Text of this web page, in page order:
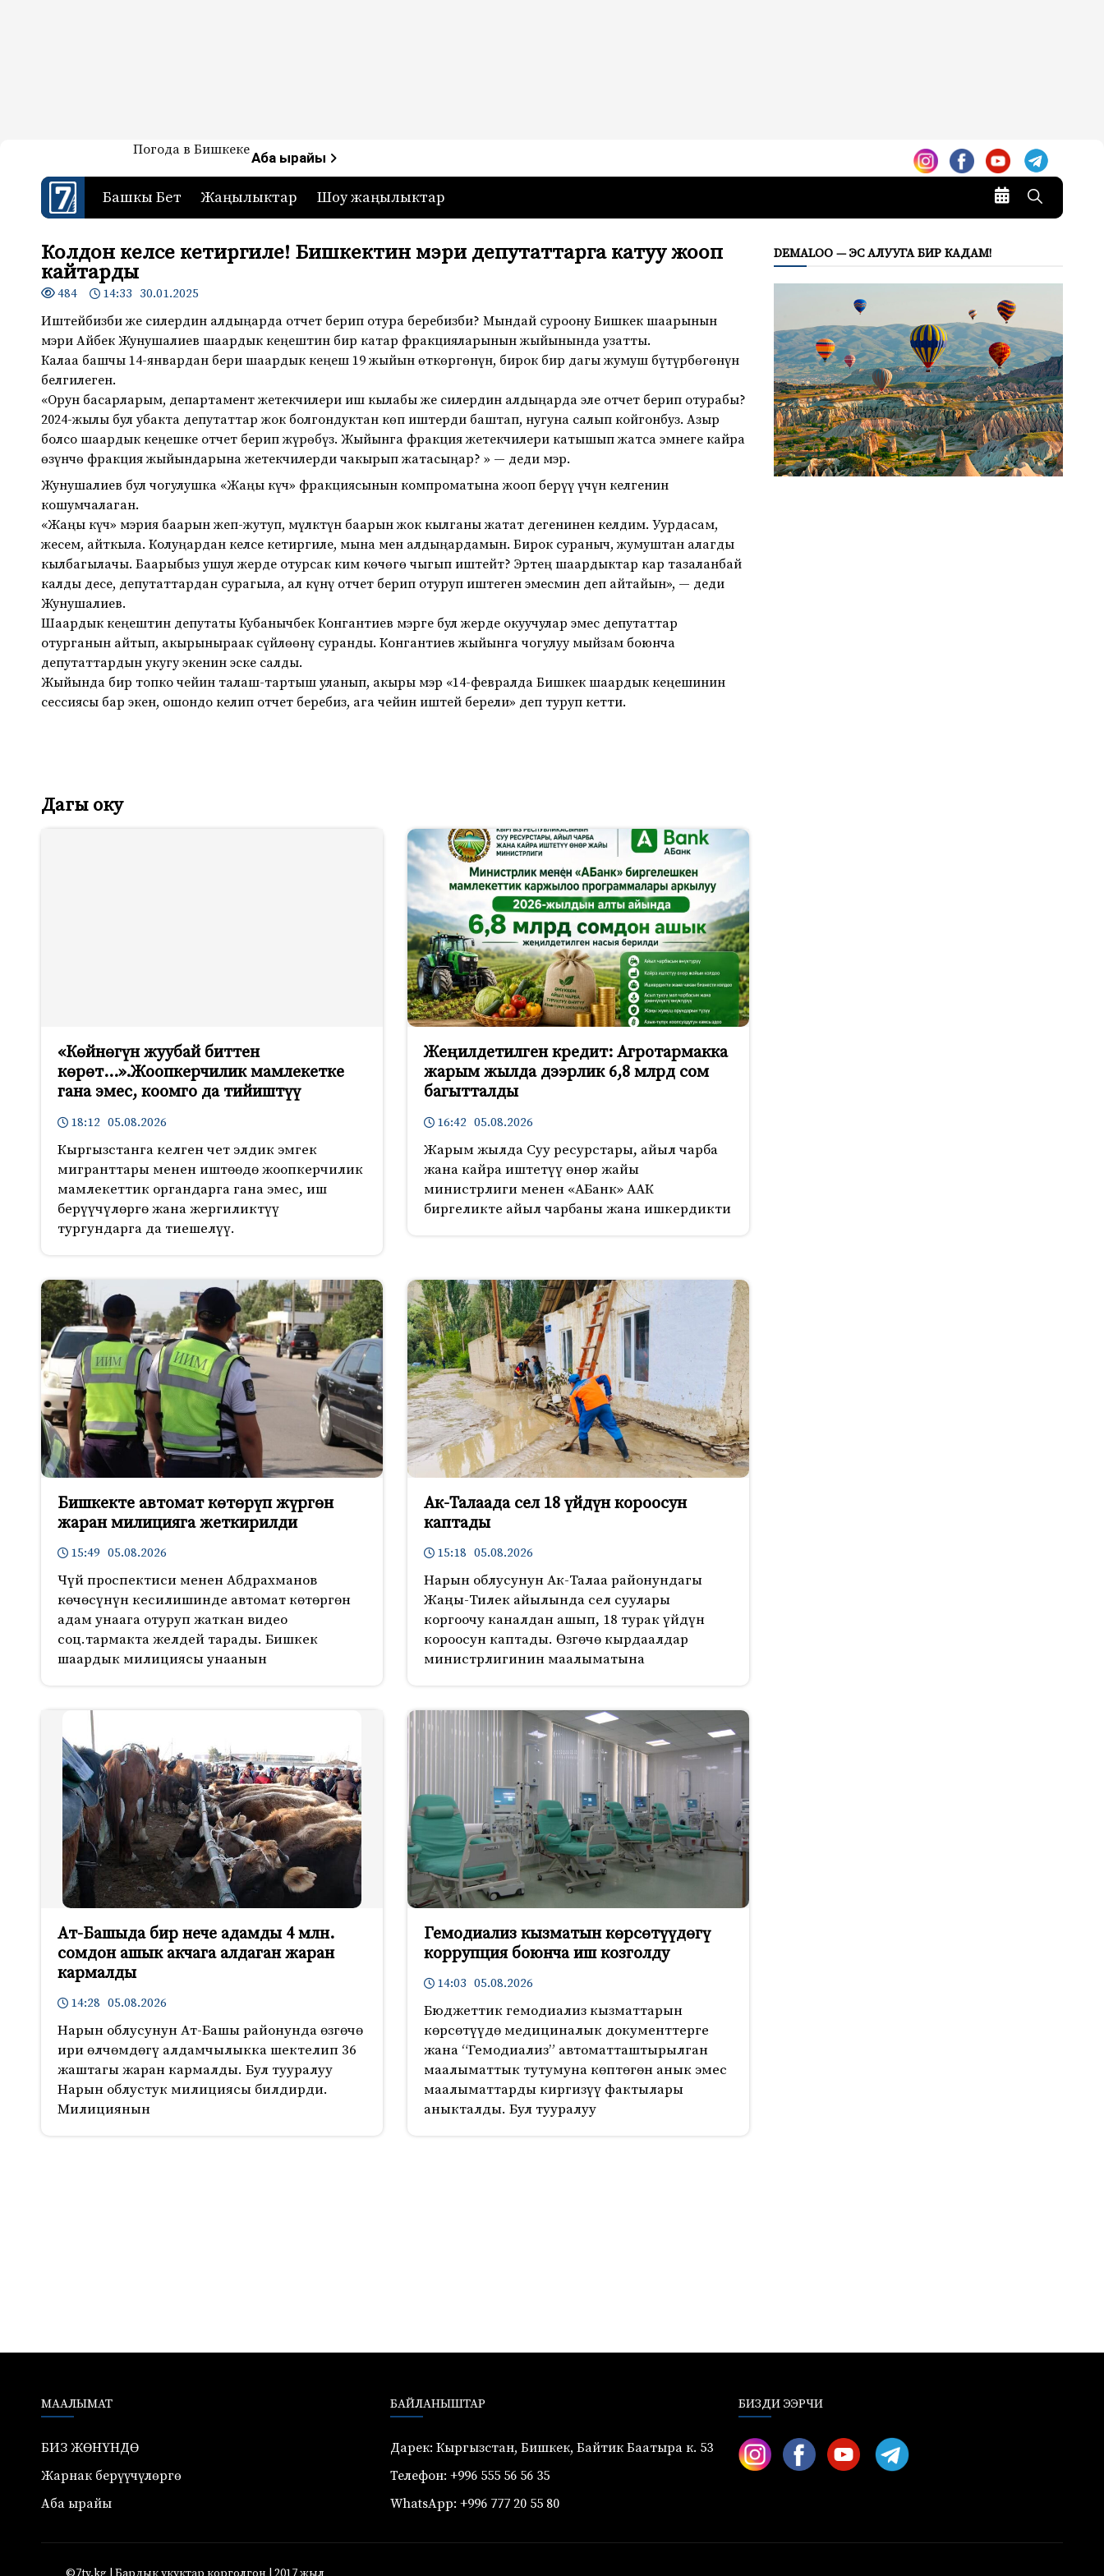
7-канал. Жаңылыктар — Кыргызстан
Жаңылыктар — Кыргызстан
Погода в БишкекеАба ырайы
Башкы Бет Жаңылыктар Шоу жаңылыктар
Колдон келсе кетиргиле! Бишкектин мэри депутаттарга катуу жооп
кайтарды
484 14:33 30.01.2025
Иштейбизби же силердин алдыңарда отчет берип отура беребизби? Мындай суроону Бишкек шаарынын
мэри Айбек Жунушалиев шаардык кеңештин бир катар фракцияларынын жыйынында узатты.
Калаа башчы 14-январдан бери шаардык кеңеш 19 жыйын өткөргөнүн, бирок бир дагы жумуш бүтүрбөгөнүн
белгилеген.
«Орун басарларым, департамент жетекчилери иш кылабы же силердин алдыңарда эле отчет берип отурабы?
2024-жылы бул убакта депутаттар жок болгондуктан көп иштерди баштап, нугуна салып койгонбуз. Азыр
болсо шаардык кеңешке отчет берип жүрөбүз. Жыйынга фракция жетекчилери катышып жатса эмнеге кайра
өзүнчө фракция жыйындарына жетекчилерди чакырып жатасыңар? » — деди мэр.
Жунушалиев бул чогулушка «Жаңы күч» фракциясынын компроматына жооп берүү үчүн келгенин
кошумчалаган.
«Жаңы күч» мэрия баарын жеп-жутуп, мүлктүн баарын жок кылганы жатат дегенинен келдим. Уурдасам,
жесем, айткыла. Колуңардан келсе кетиргиле, мына мен алдыңардамын. Бирок сураныч, жумуштан алагды
кылбагылачы. Баарыбыз ушул жерде отурсак ким көчөгө чыгып иштейт? Эртең шаардыктар кар тазаланбай
калды десе, депутаттардан сурагыла, ал күнү отчет берип отуруп иштеген эмесмин деп айтайын», — деди
Жунушалиев.
Шаардык кеңештин депутаты Кубанычбек Конгантиев мэрге бул жерде окуучулар эмес депутаттар
отурганын айтып, акырыныраак сүйлөөнү суранды. Конгантиев жыйынга чогулуу мыйзам боюнча
депутаттардын укугу экенин эске салды.
Жыйында бир топко чейин талаш-тартыш уланып, акыры мэр «14-февралда Бишкек шаардык кеңешинин
сессиясы бар экен, ошондо келип отчет беребиз, ага чейин иштей берели» деп туруп кетти.
Дагы оку
«Көйнөгүн жуубай биттен
көрөт…».Жоопкерчилик мамлекетке
гана эмес, коомго да тийиштүү
18:12 05.08.2026
Кыргызстанга келген чет элдик эмгек
мигранттары менен иштөөдө жоопкерчилик
мамлекеттик органдарга гана эмес, иш
берүүчүлөргө жана жергиликтүү
тургундарга да тиешелүү.
Жеңилдетилген кредит: Агротармакка
жарым жылда дээрлик 6,8 млрд сом
багытталды
16:42 05.08.2026
Жарым жылда Суу ресурстары, айыл чарба
жана кайра иштетүү өнөр жайы
министрлиги менен «АБанк» ААК
биргеликте айыл чарбаны жана ишкердикти
Бишкекте автомат көтөрүп жүргөн
жаран милицияга жеткирилди
15:49 05.08.2026
Чүй проспектиси менен Абдрахманов
көчөсүнүн кесилишинде автомат көтөргөн
адам унаага отуруп жаткан видео
соц.тармакта желдей тарады. Бишкек
шаардык милициясы унаанын
Ак-Талаада сел 18 үйдүн короосун
каптады
15:18 05.08.2026
Нарын облусунун Ак-Талаа районундагы
Жаңы-Тилек айылында сел суулары
коргоочу каналдан ашып, 18 турак үйдүн
короосун каптады. Өзгөчө кырдаалдар
министрлигинин маалыматына
Ат-Башыда бир нече адамды 4 млн.
сомдон ашык акчага алдаган жаран
кармалды
14:28 05.08.2026
Нарын облусунун Ат-Башы районунда өзгөчө
ири өлчөмдөгү алдамчылыкка шектелип 36
жаштагы жаран кармалды. Бул тууралуу
Нарын облустук милициясы билдирди.
Милициянын
Гемодиализ кызматын көрсөтүүдөгү
коррупция боюнча иш козголду
14:03 05.08.2026
Бюджеттик гемодиализ кызматтарын
көрсөтүүдө медициналык документтерге
жана “Гемодиализ” автоматташтырылган
маалыматтык тутумуна көптөгөн анык эмес
маалыматтарды киргизүү фактылары
аныкталды. Бул тууралуу
DEMALOO — ЭС АЛУУГА БИР КАДАМ!
МААЛЫМАТ
БИЗ ЖӨНҮНДӨ
Жарнак берүүчүлөргө
Аба ырайы
БАЙЛАНЫШТАР
Дарек: Кыргызстан, Бишкек, Байтик Баатыра к. 53
Телефон: +996 555 56 56 35
WhatsApp: +996 777 20 55 80
БИЗДИ ЭЭРЧИ